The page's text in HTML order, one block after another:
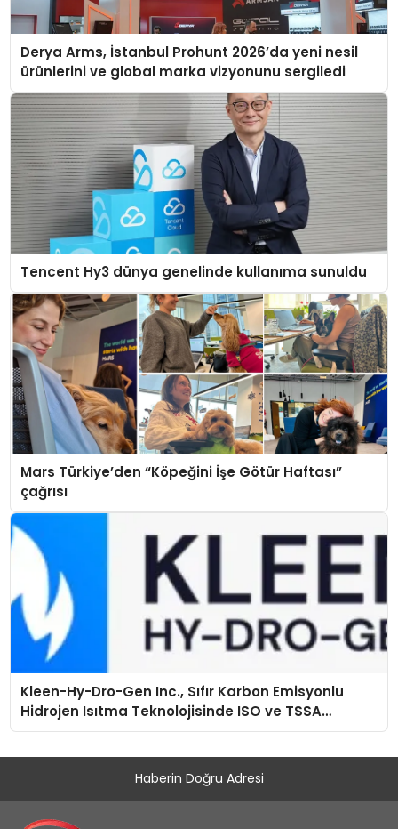
Derya Arms, İstanbul Prohunt 2026’da yeni nesil
ürünlerini ve global marka vizyonunu sergiledi
Tencent Hy3 dünya genelinde kullanıma sunuldu
Mars Türkiye’den “Köpeğini İşe Götür Haftası”
çağrısı
Kleen-Hy-Dro-Gen Inc., Sıfır Karbon Emisyonlu
Hidrojen Isıtma Teknolojisinde ISO ve TSSA
Düzenleyici Onaylarını Aldı
Haberin Doğru Adresi